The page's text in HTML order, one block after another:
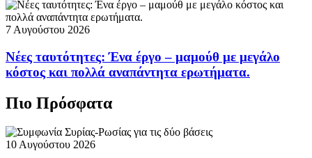
7 Αυγούστου 2026
Νέες ταυτότητες: Ένα έργο – μαμούθ με μεγάλο
κόστος και πολλά αναπάντητα ερωτήματα.
Πιο Πρόσφατα
10 Αυγούστου 2026